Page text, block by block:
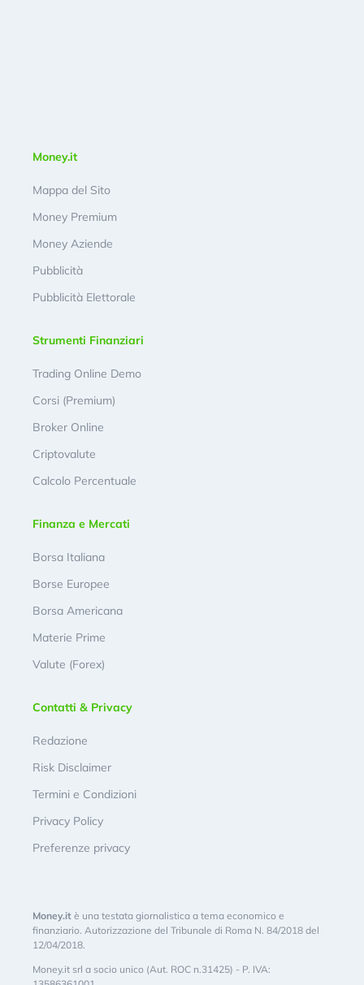
Money.it
Mappa del Sito
Money Premium
Money Aziende
Pubblicità
Pubblicità Elettorale
Strumenti Finanziari
Trading Online Demo
Corsi (Premium)
Broker Online
Criptovalute
Calcolo Percentuale
Finanza e Mercati
Borsa Italiana
Borse Europee
Borsa Americana
Materie Prime
Valute (Forex)
Contatti & Privacy
Redazione
Risk Disclaimer
Termini e Condizioni
Privacy Policy
Preferenze privacy
Money.it è una testata giornalistica a tema economico e
finanziario. Autorizzazione del Tribunale di Roma N. 84/2018 del
12/04/2018.
Money.it srl a socio unico (Aut. ROC n.31425) - P. IVA: